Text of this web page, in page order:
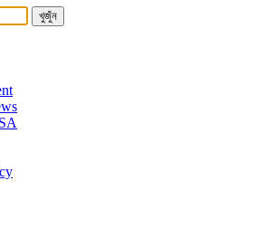
খুজুঁন